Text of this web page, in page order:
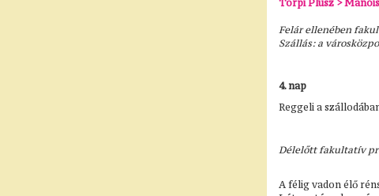
Törpi Plusz >
Felár ellenében
Szállás: a
4. nap
Reggeli a
Délelőtt fakultatív
A félig vadon élő